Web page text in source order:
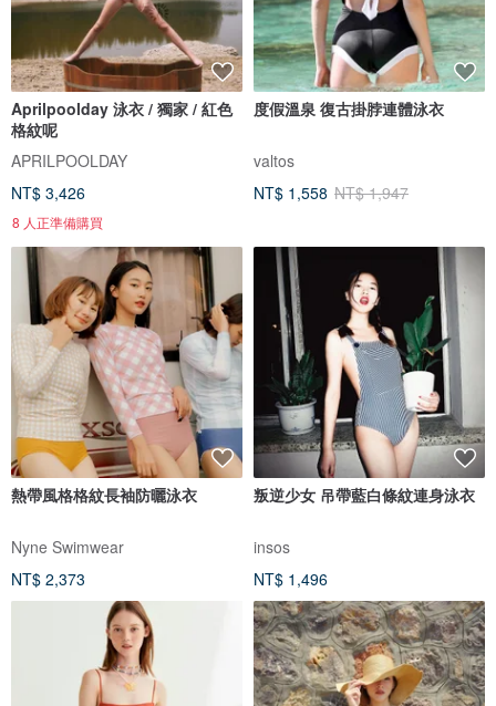
Aprilpoolday 泳衣 / 獨家 / 紅色
格紋呢
APRILPOOLDAY
NT$ 3,426
8 人正準備購買
度假溫泉 復古掛脖連體泳衣
valtos
NT$ 1,558 NT$ 1,947
熱帶風格格紋長袖防曬泳衣
Nyne Swimwear
NT$ 2,373
叛逆少女 吊帶藍白條紋連身泳衣
insos
NT$ 1,496